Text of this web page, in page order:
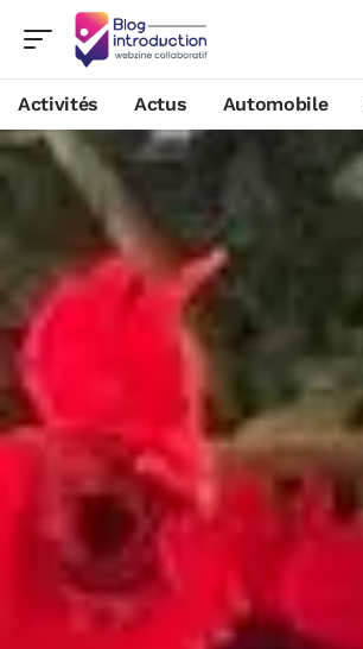
Activités Actus Automobile